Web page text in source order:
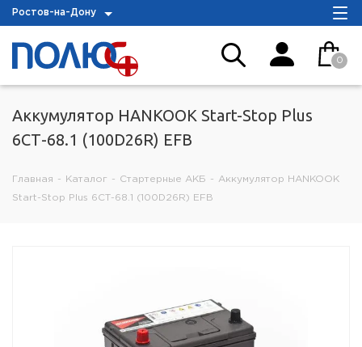
Ростов-на-Дону
0
Аккумулятор HANKOOK Start-Stop Plus
6СТ-68.1 (100D26R) EFB
Главная - Каталог - Стартерные АКБ - Аккумулятор HANKOOK
Start-Stop Plus 6СТ-68.1 (100D26R) EFB